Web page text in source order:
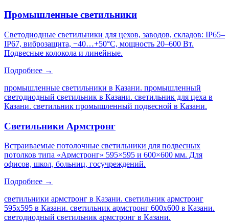
Промышленные светильники
Светодиодные светильники для цехов, заводов, складов: IP65–
IP67, виброзащита, −40…+50°C, мощность 20–600 Вт.
Подвесные колокола и линейные.
Подробнее →
промышленные светильники в Казани. промышленный
светодиодный светильник в Казани. светильник для цеха в
Казани. светильник промышленный подвесной в Казани.
Светильники Армстронг
Встраиваемые потолочные светильники для подвесных
потолков типа «Армстронг» 595×595 и 600×600 мм. Для
офисов, школ, больниц, госучреждений.
Подробнее →
светильники армстронг в Казани. светильник армстронг
595х595 в Казани. светильник армстронг 600х600 в Казани.
светодиодный светильник армстронг в Казани.